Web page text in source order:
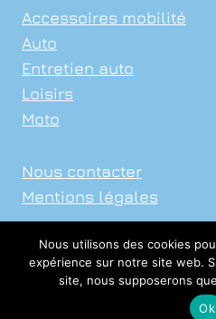
Accessoires mobilité
Auto
Entretien auto
Loisirs
Moto
Nous contacter
Mentions légales
© 2026 Xavier
Nous utilisons des cookies
expérience sur notre site web.
site, nous supposerons
Ok